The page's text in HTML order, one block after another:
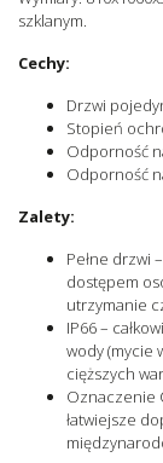
szklanym.
Cechy:
Drzwi
Stopień
Odporność
Odporność
Zalety:
Pełne drzwi
dostępem
utrzymanie
IP66 –
wody (mycie
cięższych
Oznaczenie
łatwiejsze